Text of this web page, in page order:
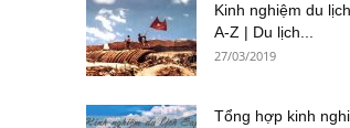
Kinh nghiệm du
A-Z | Du lịch...
27/03/2019
Tổng hợp kinh